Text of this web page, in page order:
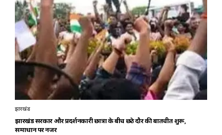
झारखंड
झारखंड सरकार और प्रदर्शनकारी छात्रों के बीच छठे दौर की बातचीत शुरू,
समाधान पर नजर